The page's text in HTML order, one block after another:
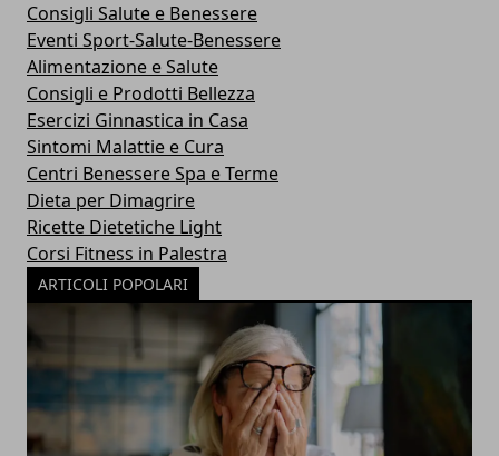
Consigli Salute e Benessere
Eventi Sport-Salute-Benessere
Alimentazione e Salute
Consigli e Prodotti Bellezza
Esercizi Ginnastica in Casa
Sintomi Malattie e Cura
Centri Benessere Spa e Terme
Dieta per Dimagrire
Ricette Dietetiche Light
Corsi Fitness in Palestra
ARTICOLI POPOLARI